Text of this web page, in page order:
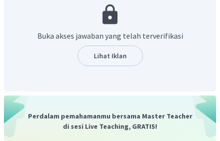
akan mengalami tahapan yang sama dalam
perkembangan embrionya.Pada vertebrata terdapat
perkembangan zigot menuju fase morula, blastula,
gastrula, dan akhirnya membentuk embrio.
Buka akses jawaban yang telah terverifikasi
Lihat Iklan
Perdalam pemahamanmu bersama Master Teacher
di sesi Live Teaching, GRATIS!